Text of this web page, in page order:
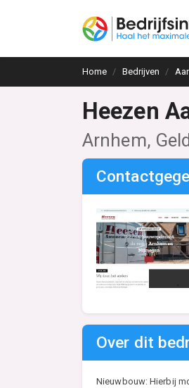
Home Bedrijven
Heezen
Arnhem,
Over dit
Nieuwbouw: Hierbij